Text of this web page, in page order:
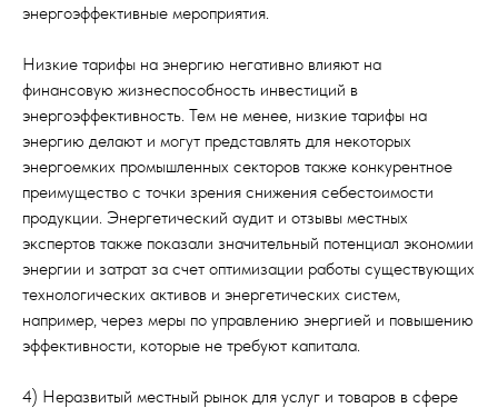
энергоэффективные мероприятия.
Низкие тарифы на энергию негативно влияют на
финансовую жизнеспособность инвестиций в
энергоэффективность. Тем не менее, низкие тарифы на
энергию делают и могут представлять для некоторых
энергоемких промышленных секторов также конкурентное
преимущество с точки зрения снижения себестоимости
продукции. Энергетический аудит и отзывы местных
экспертов также показали значительный потенциал экономии
энергии и затрат за счет оптимизации работы существующих
технологических активов и энергетических систем,
например, через меры по управлению энергией и повышению
эффективности, которые не требуют капитала.
4) Неразвитый местный рынок для услуг и товаров в сфере